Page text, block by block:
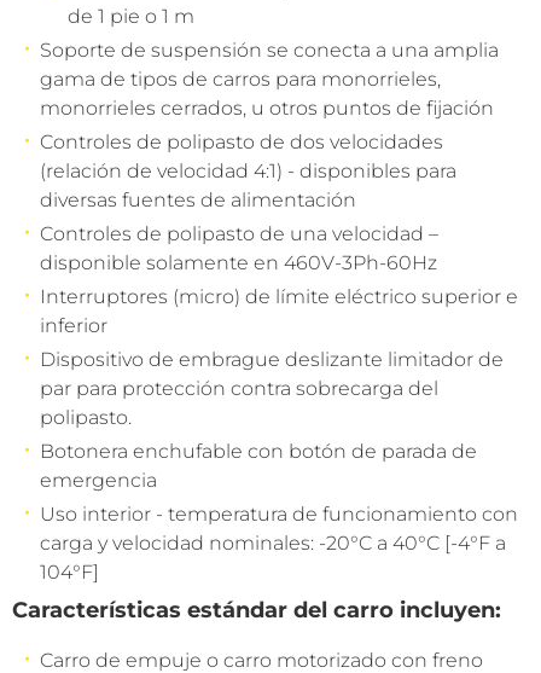
de 1 pie o 1 m
Soporte de suspensión se conecta a una amplia
gama de tipos de carros para monorrieles,
monorrieles cerrados, u otros puntos de fijación
Controles de polipasto de dos velocidades
(relación de velocidad 4:1) - disponibles para
diversas fuentes de alimentación
Controles de polipasto de una velocidad –
disponible solamente en 460V-3Ph-60Hz
Interruptores (micro) de límite eléctrico superior e
inferior
Dispositivo de embrague deslizante limitador de
par para protección contra sobrecarga del
polipasto.
Botonera enchufable con botón de parada de
emergencia
Uso interior - temperatura de funcionamiento con
carga y velocidad nominales: -20°C a 40°C [-4°F a
104°F]
Características estándar del carro incluyen:
Carro de empuje o carro motorizado con freno